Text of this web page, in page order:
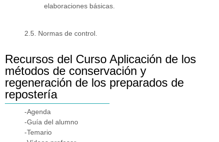
elaboraciones básicas.
2.5. Normas de control.
Recursos del Curso Aplicación de los
métodos de conservación y
regeneración de los preparados de
repostería
-Agenda
-Guía del alumno
-Temario